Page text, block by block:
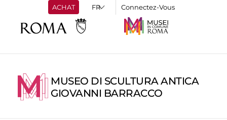
ACHAT Connectez-Vous
MUSEO DI SCULTURA ANTICA
GIOVANNI BARRACCO